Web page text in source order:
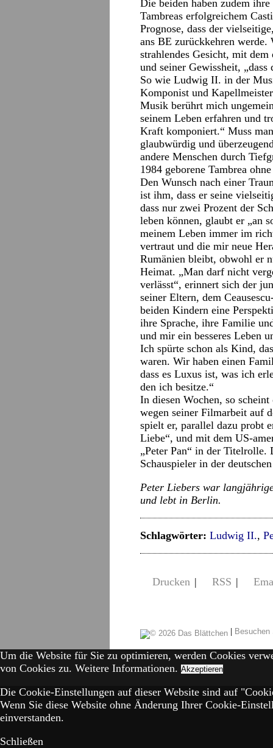
Die beiden haben zudem
Tambreas erfolgreichem
Prognose, dass der
ans BE zurückkehren werde.
strahlendes Gesicht, mit
und seiner Gewissheit,
So wie Ludwig II. in der
Komponist und
Musik berührt mich
seinem Leben erfahren und
Kraft komponiert.“ Muss
glaubwürdig und
andere Menschen durch
1984 geborene Tambrea
Den Wunsch nach einer
ist ihm, dass er seine
dass nur zwei Prozent der
leben können, glaubt er „an
meinem Leben immer im
vertraut und die mir neue
Rumänien bleibt, obwohl er
Heimat. „Man darf nicht
verlässt“, erinnert sich der
seiner Eltern, dem
beiden Kindern eine
ihre Sprache, ihre Familie
und mir ein besseres Leben
Ich spürte schon als Kind,
waren. Wir haben einen
dass es Luxus ist, was ich
den ich besitze.“
In diesen Wochen, so
wegen seiner Filmarbeit auf
spielt er, parallel dazu probt
Liebe“, und mit dem US-
„Peter Pan“ in der
Schauspieler in der
Peter Liebers war
und lebt in Berlin.
Schlagwörter: Ludwig II.,
Drucken | RSS |
|
Um die Website für Sie zu optimieren, werden Cookies
von Cookies zu. Weitere Informationen. Akzeptieren
Die Cookie-Einstellungen auf dieser Website sind auf
Wenn Sie diese Website ohne Änderung Ihrer Cookie-
einverstanden.
Schließen